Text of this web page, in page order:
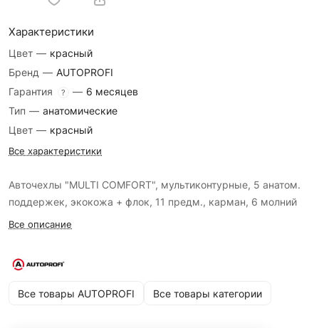
Характеристики
Цвет — красный
Бренд — AUTOPROFI
Гарантия
? — 6 месяцев
Тип — анатомические
Цвет — красный
Все характеристики
Авточехлы "MULTI COMFORT", мультиконтурные, 5 анатом.
поддержек, экокожа + флок, 11 предм., карман, 6 молний
Все описание
Все товары AUTOPROFI Все товары категории